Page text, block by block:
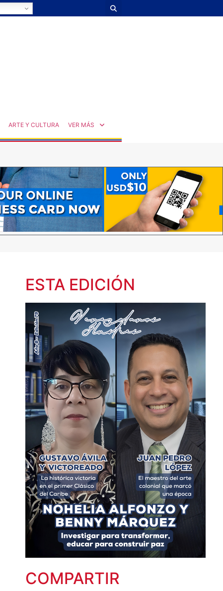
ARTE Y CULTURA VER MÁS
ESTA EDICIÓN
COMPARTIR